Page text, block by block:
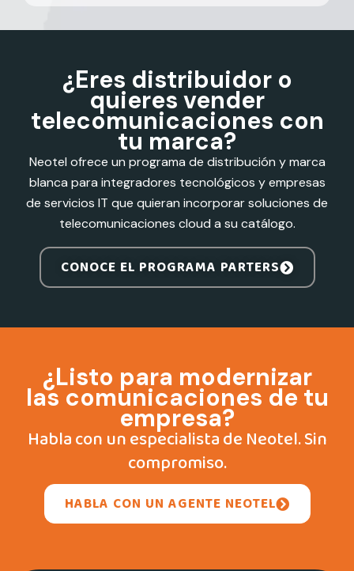
¿Eres distribuidor o
quieres vender
telecomunicaciones con
tu marca?
Neotel ofrece un programa de distribución y marca
blanca para integradores tecnológicos y empresas
de servicios IT que quieran incorporar soluciones de
telecomunicaciones cloud a su catálogo.
CONOCE EL PROGRAMA PARTERS
¿Listo para modernizar
las comunicaciones de tu
empresa?
Habla con un especialista de Neotel. Sin
compromiso.
HABLA CON UN AGENTE NEOTEL